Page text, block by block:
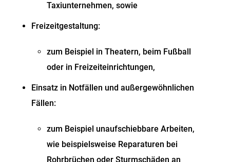
Taxiunternehmen, sowie
Freizeitgestaltung:
zum Beispiel in Theatern, beim Fußball
oder in Freizeiteinrichtungen,
Einsatz in Notfällen und außergewöhnlichen
Fällen:
zum Beispiel unaufschiebbare Arbeiten,
wie beispielsweise Reparaturen bei
Rohrbrüchen oder Sturmschäden an